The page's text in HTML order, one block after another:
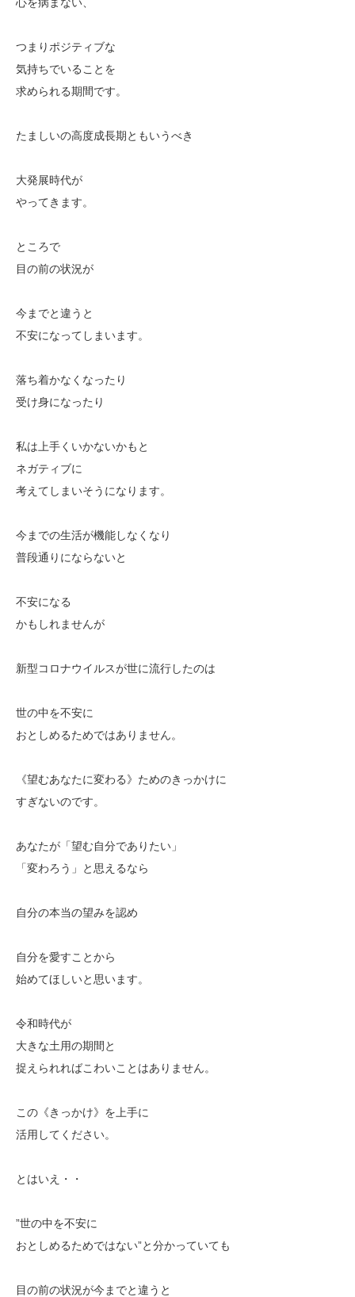
つまりポジティブな
気持ちでいることを
求められる期間です。
たましいの高度成長期ともいうべき
大発展時代が
やってきます。
ところで
目の前の状況が
今までと違うと
不安になってしまいます。
落ち着かなくなったり
受け身になったり
私は上手くいかないかもと
ネガティブに
考えてしまいそうになります。
今までの生活が機能しなくなり
普段通りにならないと
不安になる
かもしれませんが
新型コロナウイルスが世に流行したのは
世の中を不安に
おとしめるためではありません。
《望むあなたに変わる》ためのきっかけに
すぎないのです。
あなたが「望む自分でありたい」
「変わろう」と思えるなら
自分の本当の望みを認め
自分を愛すことから
始めてほしいと思います。
令和時代が
大きな土用の期間と
捉えられればこわいことはありません。
この《きっかけ》を上手に
活用してください。
とはいえ・・
”世の中を不安に
おとしめるためではない”と分かっていても
目の前の状況が今までと違うと